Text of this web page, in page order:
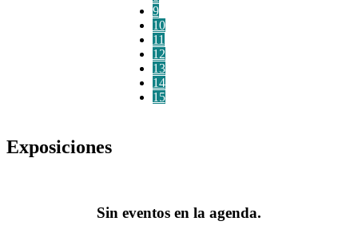
9
10
11
12
13
14
15
Exposiciones
Sin eventos en la agenda.